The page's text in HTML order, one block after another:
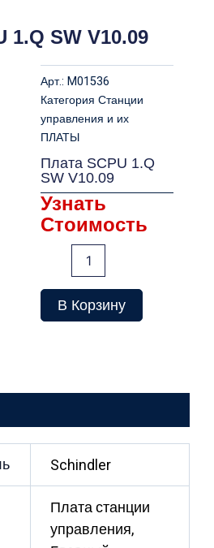
1.Q SW V10.09
Арт.: M01536
Категория Станции
управления и их
ПЛАТЫ
Плата SCPU 1.Q
SW V10.09
Узнать
Стоимость
SCPU
1.Q
В Корзину
Schindler
Плата станции
управления,